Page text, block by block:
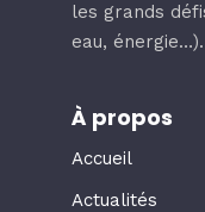
les grands
eau, énergie…).
À propos
Accueil
Actualités